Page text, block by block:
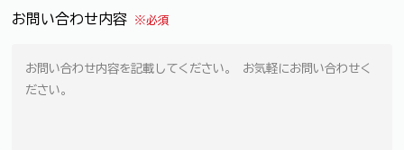
お問い合わせ内容 ※必須